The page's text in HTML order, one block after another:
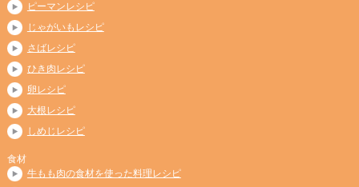
ピーマンレシピ
じゃがいもレシピ
さばレシピ
ひき肉レシピ
卵レシピ
大根レシピ
しめじレシピ
食材
牛もも肉の食材を使った料理レシピ